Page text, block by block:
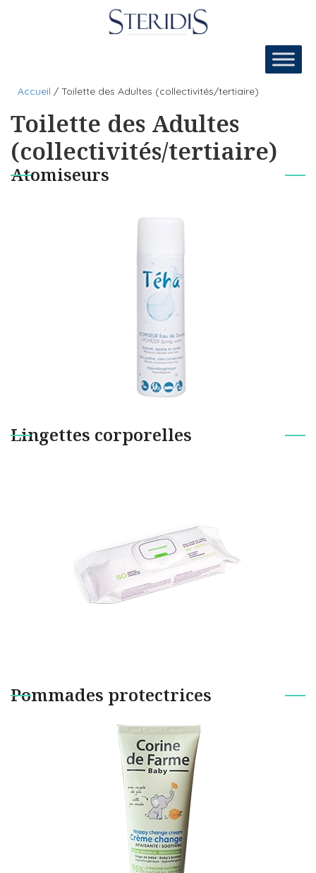
Accueil / Toilette des Adultes (collectivités/tertiaire)
Toilette des Adultes
(collectivités/tertiaire)
Atomiseurs
Lingettes corporelles
Pommades protectrices